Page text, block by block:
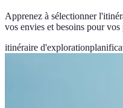
Apprenez à sélectionner
vos envies et besoins pour vos
itinéraire d'exploration